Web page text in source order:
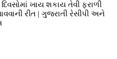
ખાય શકાય તેવી ફરાળી
રીત | ગુજરાતી રેસીપી અને